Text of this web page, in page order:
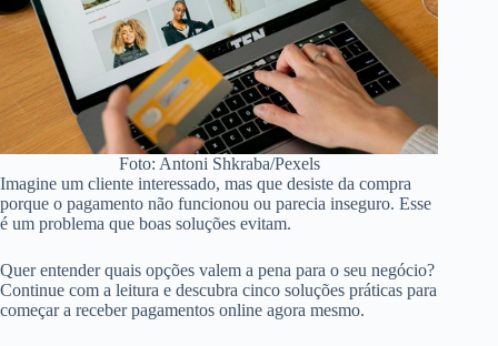
Foto: Antoni Shkraba/Pexels
Imagine um cliente interessado, mas que desiste da compra
porque o pagamento não funcionou ou parecia inseguro. Esse
é um problema que boas soluções evitam.
Quer entender quais opções valem a pena para o seu negócio?
Continue com a leitura e descubra cinco soluções práticas para
começar a receber pagamentos online agora mesmo.